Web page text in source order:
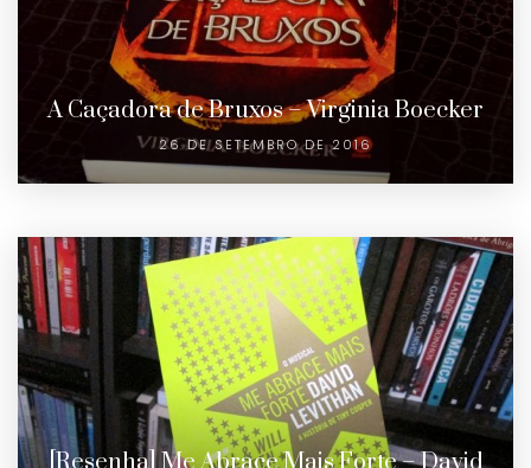
A Caçadora de Bruxos – Virginia Boecker
26 DE SETEMBRO DE 2016